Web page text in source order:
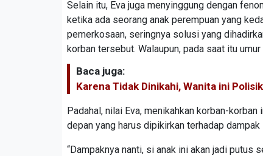
Selain itu, Eva juga menyinggung dengan
ketika ada seorang anak perempuan yang
pemerkosaan, seringnya solusi yang
korban tersebut. Walaupun, pada saat itu
Baca juga:
Karena Tidak Dinikahi, Wanita ini
Padahal, nilai Eva, menikahkan korban-
depan yang harus dipikirkan terhadap
“Dampaknya nanti, si anak ini akan jadi putus